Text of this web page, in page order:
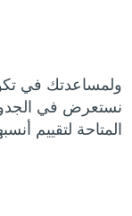
ولمساعدتك في
نستعرض في الجدول
المتاحة لتقييم